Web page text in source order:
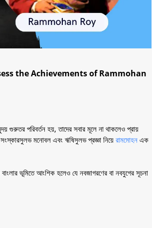
করো। (Assess the Achievements of Rammohan
গুরুতর পরিবর্তন হয়, তাদের সবার মূলে না থাকলেও প্রায়
মনোবল এবং ঋষিসুলভ প্রজ্ঞা নিয়ে রামমোহন এক
ভূমিতে আংশিক হলেও যে নবজাগরণের বা নবযুগের সূচনা